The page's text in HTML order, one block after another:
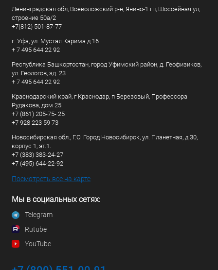
Ленинградская обл, Всеволожский р-н, Янино-1 гп, Шоссейная ул,
строение 50а/2
+7(812) 501-87-77
г. Уфа, ул. Мустая Карима д.16
+ 7 495 644 22 92
Республика Башкортостан, город Уфимский район, д. Геофизиков,
ул. Геологов, зд. 23
+ 7 495 644 22 92
Краснодарский край, г Краснодар, п Березовый, Профессора
Рудакова, дом 25
+7 (861) 205-75- 25
+7 928 223 59 73
Новосибирская обл., Г.О. Город Новосибирск, ул. Планетная, д.30,
корпус 1, эт.1.
+7 (383) 383-24-27
+7 (495) 644-22-92
Посмотреть все на карте
Мы в социальных сетях:
Telegram
Rutube
YouTube